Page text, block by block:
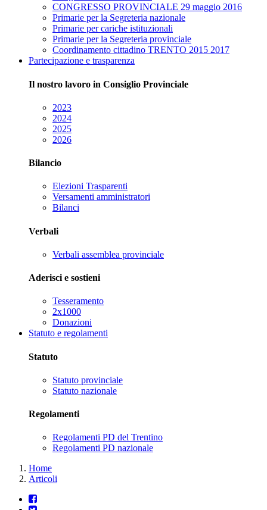
CONGRESSO PROVINCIALE 29 maggio 2016
Primarie per la Segreteria nazionale
Primarie per cariche istituzionali
Primarie per la Segreteria provinciale
Coordinamento cittadino TRENTO 2015 2017
Partecipazione e trasparenza
Il nostro lavoro in Consiglio Provinciale
2023
2024
2025
2026
Bilancio
Elezioni Trasparenti
Versamenti amministratori
Bilanci
Verbali
Verbali assemblea provinciale
Aderisci e sostieni
Tesseramento
2x1000
Donazioni
Statuto e regolamenti
Statuto
Statuto provinciale
Statuto nazionale
Regolamenti
Regolamenti PD del Trentino
Regolamenti PD nazionale
Home
Articoli